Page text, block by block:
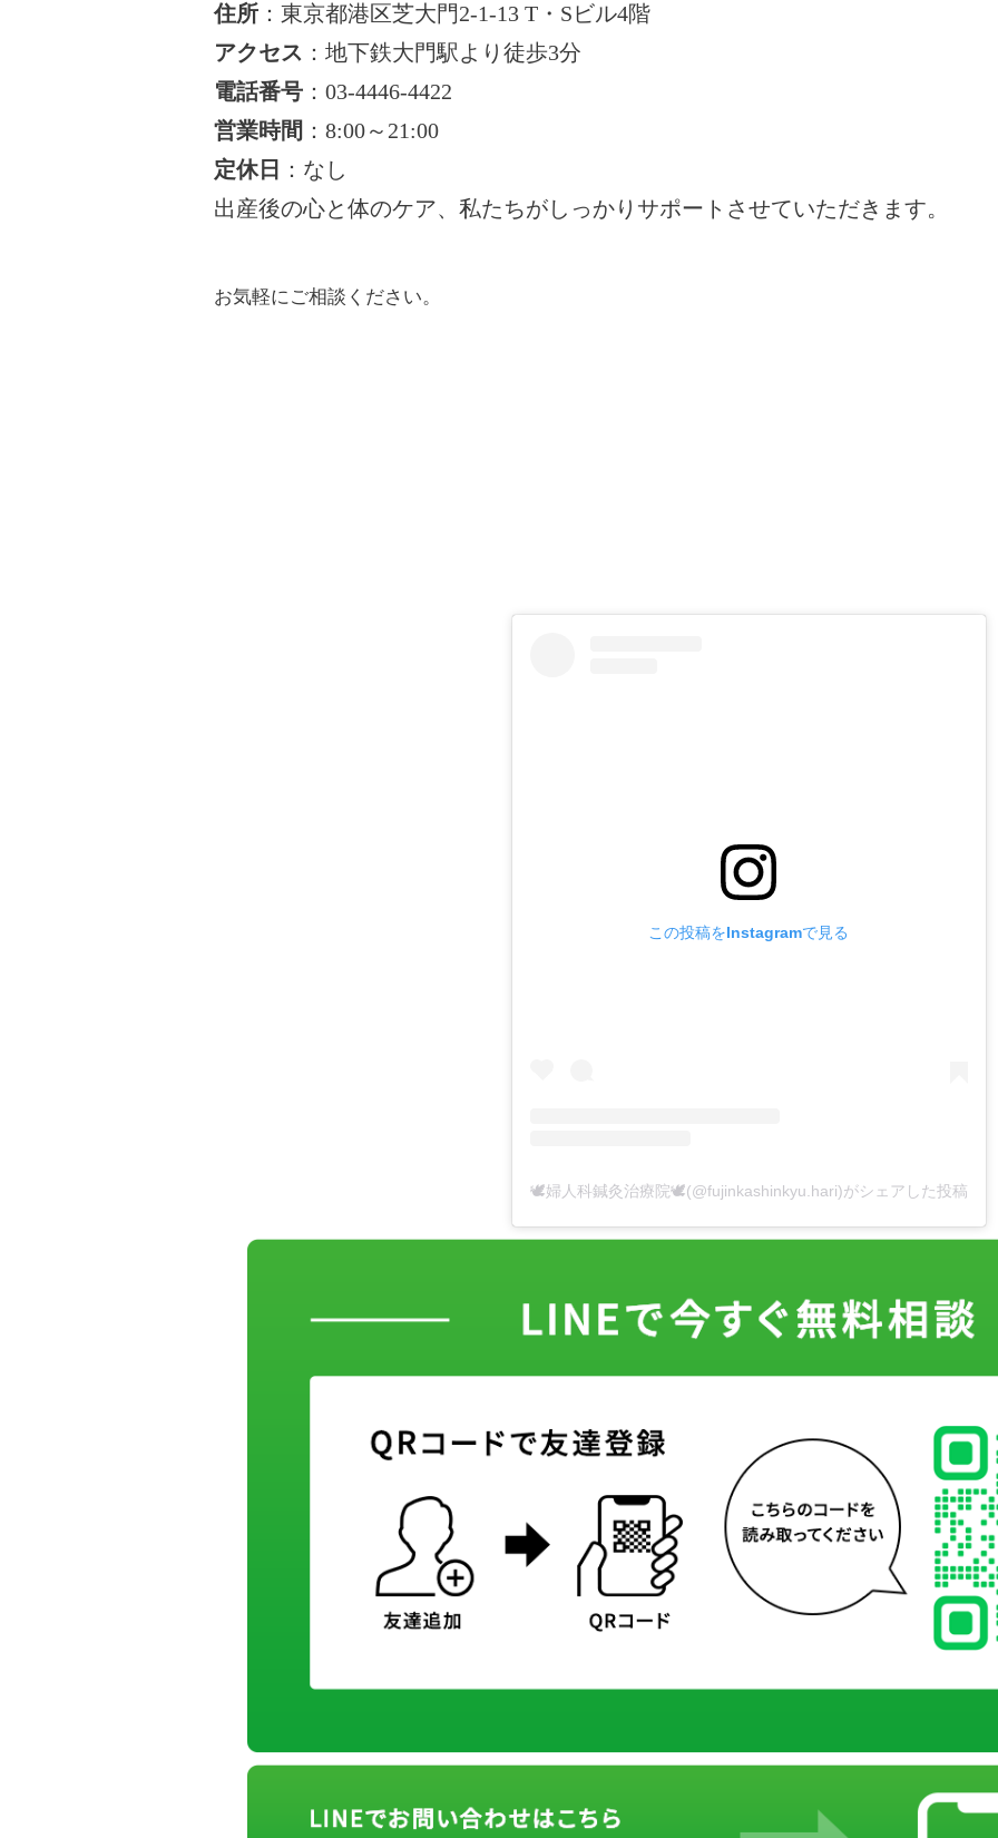
住所 ： 東京都港区芝大門2-1-13 T・Sビル4階
アクセス ： 地下鉄大門駅より徒歩3分
電話番号 ： 03-4446-4422
営業時間 ： 8:00～21:00
定休日
：なし
出産後の心と体のケア、私たちがしっかりサポートさせていただきます。
お気軽にご相談ください。
この投稿をInstagramで見る
🕊婦人科鍼灸治療院🕊(@fujinkashinkyu.hari)がシェアした投稿